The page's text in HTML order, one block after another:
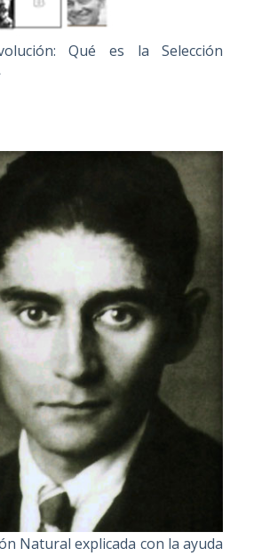
Qué es la Selección
Natural explicada con la ayuda